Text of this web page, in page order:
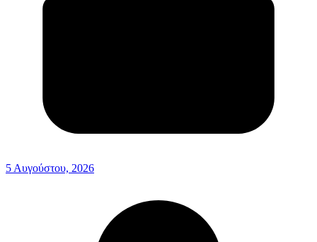
5 Αυγούστου, 2026